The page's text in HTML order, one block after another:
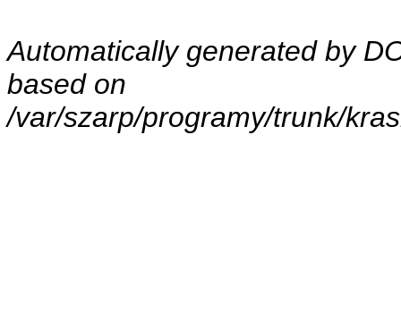
Automatically generated by
based on
/var/szarp/programy/trunk/